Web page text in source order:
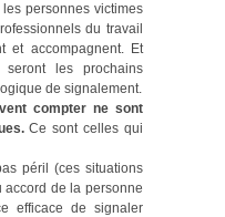
personnes victimes
du travail
et accompagnent. Et
seront les prochains
de signalement.
compter ne sont
Ce sont celles qui
péril (ces situations
de la personne
efficace de signaler